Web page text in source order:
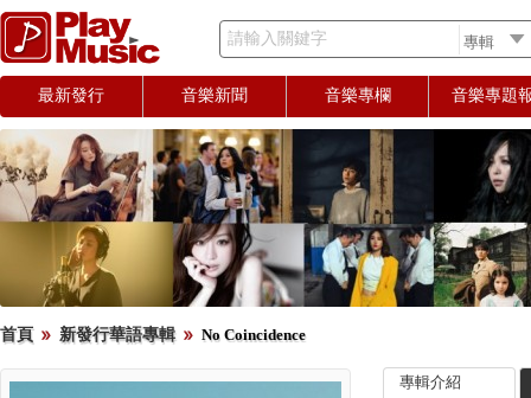
請輸入關鍵字
最新發行 音樂新聞 音樂專欄 音樂專題
首頁 新發行華語專輯 No Coincidence
專輯介紹